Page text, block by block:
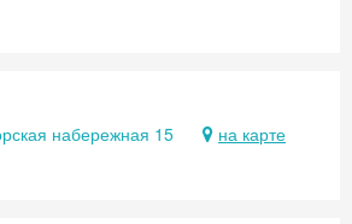
набережная 15 на карте